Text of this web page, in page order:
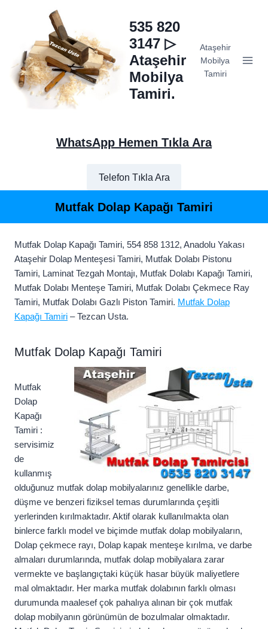
535 820
3147 ▷
Ataşehir
Mobilya
Tamiri.
Ataşehir
Mobilya
Tamiri
WhatsApp Hemen Tıkla Ara
Telefon Tıkla Ara
Mutfak Dolap Kapağı Tamiri
Mutfak Dolap Kapağı Tamiri, 554 858 1312, Anadolu Yakası
Ataşehir Dolap Menteşesi Tamiri, Mutfak Dolabı Pistonu
Tamiri, Laminat Tezgah Montajı, Mutfak Dolabı Kapağı Tamiri,
Mutfak Dolabı Menteşe Tamiri, Mutfak Dolabı Çekmece Ray
Tamiri, Mutfak Dolabı Gazlı Piston Tamiri. Mutfak Dolap
Kapağı Tamiri – Tezcan Usta.
Mutfak Dolap Kapağı Tamiri
Mutfak
Dolap
Kapağı
Tamiri :
servisimiz
de
kullanmış
olduğunuz mutfak dolap mobilyalarınız genellikle darbe,
düşme ve benzeri fiziksel temas durumlarında çeşitli
yerlerinden kırılmaktadır. Aktif olarak kullanılmakta olan
binlerce farklı model ve biçimde mutfak dolap mobilyaların,
Dolap çekmece rayı, Dolap kapak menteşe kırılma, ve darbe
almaları durumlarında, mutfak dolap mobilyalara zarar
vermekte ve başlangıçtaki küçük hasar büyük maliyetlere
mal olmaktadır. Her marka mutfak dolabının farklı olması
durumunda maalesef çok pahalıya alınan bir çok mutfak
dolap mobilyanın görünümün de bozulmalar olmaktadır.